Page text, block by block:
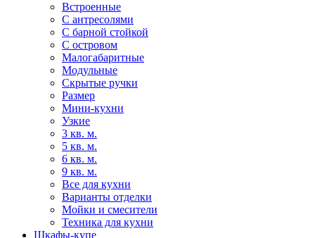
Встроенные
С антресолями
С барной стойкой
С островом
Малогабаритные
Модульные
Скрытые ручки
Размер
Мини-кухни
Узкие
3 кв. м.
5 кв. м.
6 кв. м.
9 кв. м.
Все для кухни
Варианты отделки
Мойки и смесители
Техника для кухни
Шкафы-купе